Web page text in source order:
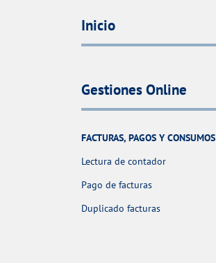
Inicio
Gestiones Online
FACTURAS, PAGOS Y CONSUMOS
Lectura de contador
Pago de facturas
Duplicado facturas